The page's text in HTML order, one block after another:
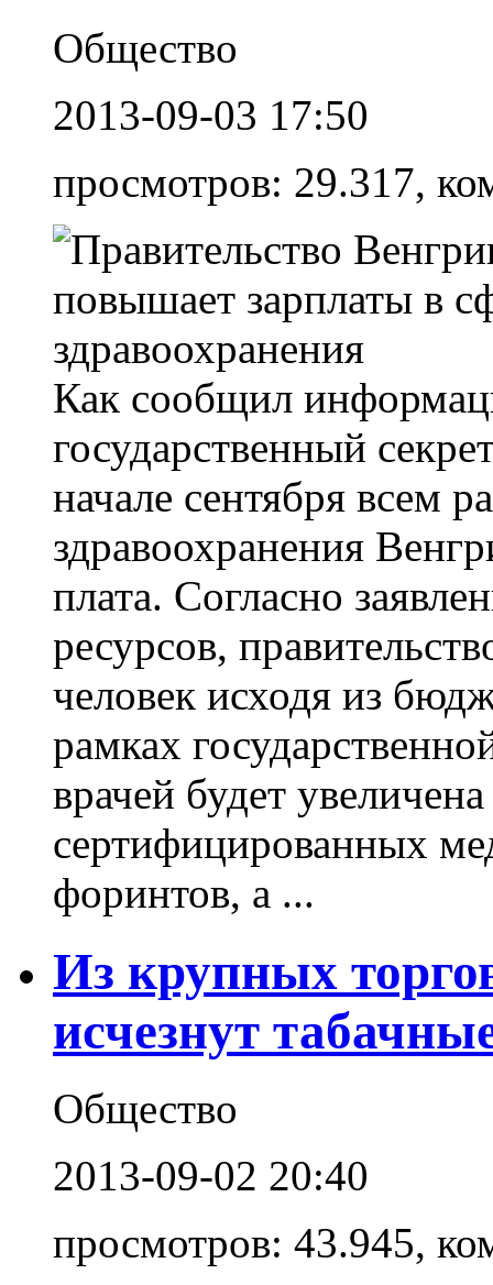
Общество
2013-09-03 17:50
просмотров: 29.317,
Как сообщил
государственный
начале сентября всем
здравоохранения
плата. Согласно
ресурсов,
человек исходя из
рамках
врачей будет
сертифицированных
форинтов, а ...
Из крупных
исчезнут
Общество
2013-09-02 20:40
просмотров: 43.945,